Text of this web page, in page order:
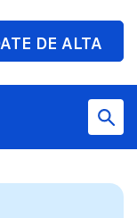
DE ALTA